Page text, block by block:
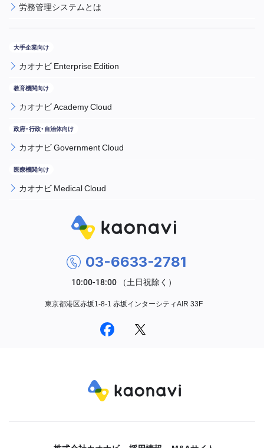
労務管理システムとは
カオナビ Enterprise Edition
カオナビ Academy Cloud
カオナビ Government Cloud
カオナビ Medical Cloud
03-6633-2781
東京都港区赤坂1-8-1 赤坂インターシティAIR 33F